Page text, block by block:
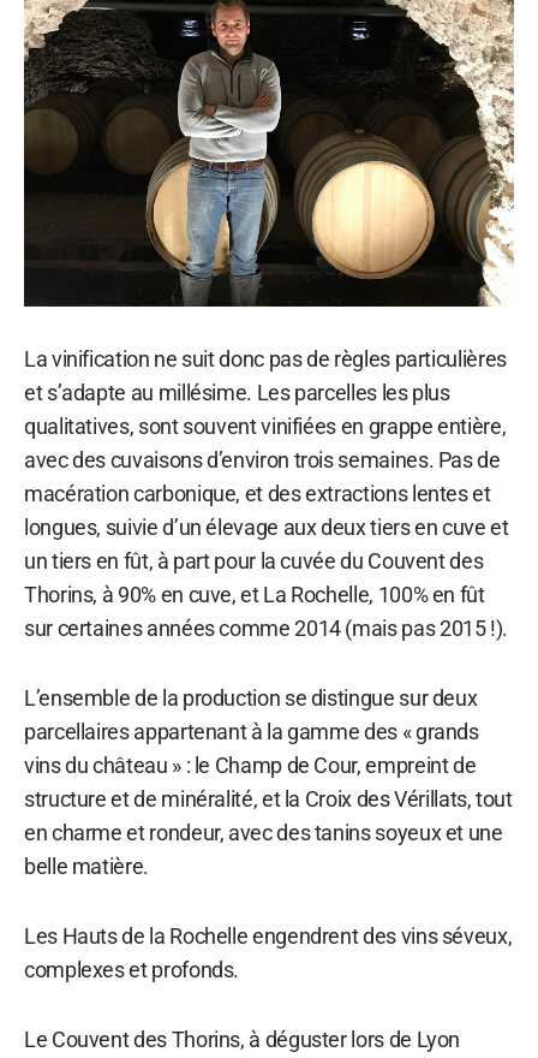
La vinification ne suit donc pas de règles particulières
et s’adapte au millésime. Les parcelles les plus
qualitatives, sont souvent vinifiées en grappe entière,
avec des cuvaisons d’environ trois semaines. Pas de
macération carbonique, et des extractions lentes et
longues, suivie d’un élevage aux deux tiers en cuve et
un tiers en fût, à part pour la cuvée du Couvent des
Thorins, à 90% en cuve, et La Rochelle, 100% en fût
sur certaines années comme 2014 (mais pas 2015 !).
L’ensemble de la production se distingue sur deux
parcellaires appartenant à la gamme des « grands
vins du château » : le Champ de Cour, empreint de
structure et de minéralité, et la Croix des Vérillats, tout
en charme et rondeur, avec des tanins soyeux et une
belle matière.
Les Hauts de la Rochelle engendrent des vins séveux,
complexes et profonds.
Le Couvent des Thorins, à déguster lors de Lyon